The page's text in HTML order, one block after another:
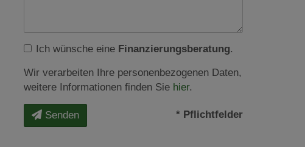
Ich wünsche eine Finanzierungsberatung.
Wir verarbeiten Ihre personenbezogenen Daten,
weitere Informationen finden Sie hier.
Senden * Pflichtfelder